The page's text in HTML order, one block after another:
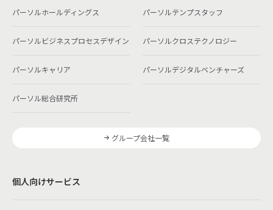
パーソルホールディングス パーソルテンプスタッフ
パーソルビジネスプロセスデザイン パーソルクロステクノロジー
パーソルキャリア パーソルデジタルベンチャーズ
パーソル総合研究所
グループ会社一覧
個人向けサービス